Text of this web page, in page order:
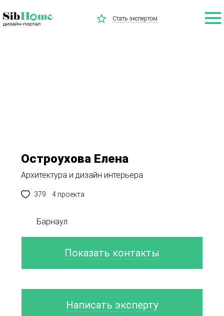
Стать экспертом
Остроухова Елена
Архитектура и дизайн интерьера
379 4 проекта
Барнаул
Показать контакты
Написать эксперту